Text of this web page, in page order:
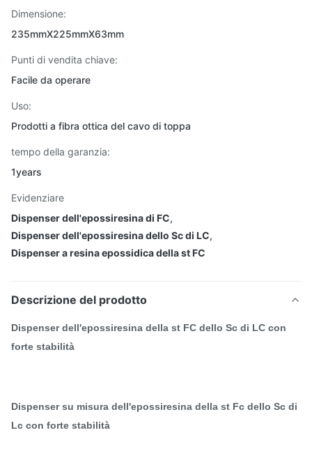
Dimensione:
235mmX225mmX63mm
Punti di vendita chiave:
Facile da operare
Uso:
Prodotti a fibra ottica del cavo di toppa
tempo della garanzia:
1years
Evidenziare
Dispenser dell'epossiresina di FC,
Dispenser dell'epossiresina dello Sc di LC,
Dispenser a resina epossidica della st FC
Descrizione del prodotto
Dispenser dell'epossiresina della st FC dello Sc di LC con
forte stabilità
Dispenser su misura dell'epossiresina della st Fc dello Sc di
Lc con forte stabilità